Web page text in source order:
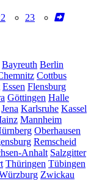
23
Bayreuth Berlin
Cottbus
Essen Flensburg
Göttingen Halle
Jena Karlsruhe Kassel
Mannheim
Oberhausen
Remscheid
Anhalt Salzgitter
Thüringen Tübingen
Zwickau